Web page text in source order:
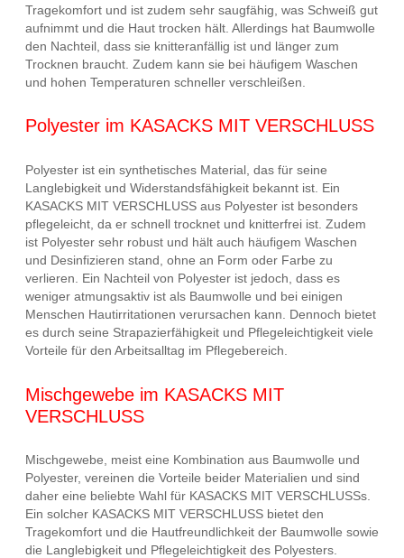
Tragekomfort und ist zudem sehr saugfähig, was Schweiß gut
aufnimmt und die Haut trocken hält. Allerdings hat Baumwolle
den Nachteil, dass sie knitteranfällig ist und länger zum
Trocknen braucht. Zudem kann sie bei häufigem Waschen
und hohen Temperaturen schneller verschleißen.
Polyester im KASACKS MIT VERSCHLUSS
Polyester ist ein synthetisches Material, das für seine
Langlebigkeit und Widerstandsfähigkeit bekannt ist. Ein
KASACKS MIT VERSCHLUSS aus Polyester ist besonders
pflegeleicht, da er schnell trocknet und knitterfrei ist. Zudem
ist Polyester sehr robust und hält auch häufigem Waschen
und Desinfizieren stand, ohne an Form oder Farbe zu
verlieren. Ein Nachteil von Polyester ist jedoch, dass es
weniger atmungsaktiv ist als Baumwolle und bei einigen
Menschen Hautirritationen verursachen kann. Dennoch bietet
es durch seine Strapazierfähigkeit und Pflegeleichtigkeit viele
Vorteile für den Arbeitsalltag im Pflegebereich.
Mischgewebe im KASACKS MIT
VERSCHLUSS
Mischgewebe, meist eine Kombination aus Baumwolle und
Polyester, vereinen die Vorteile beider Materialien und sind
daher eine beliebte Wahl für KASACKS MIT VERSCHLUSSs.
Ein solcher KASACKS MIT VERSCHLUSS bietet den
Tragekomfort und die Hautfreundlichkeit der Baumwolle sowie
die Langlebigkeit und Pflegeleichtigkeit des Polyesters.